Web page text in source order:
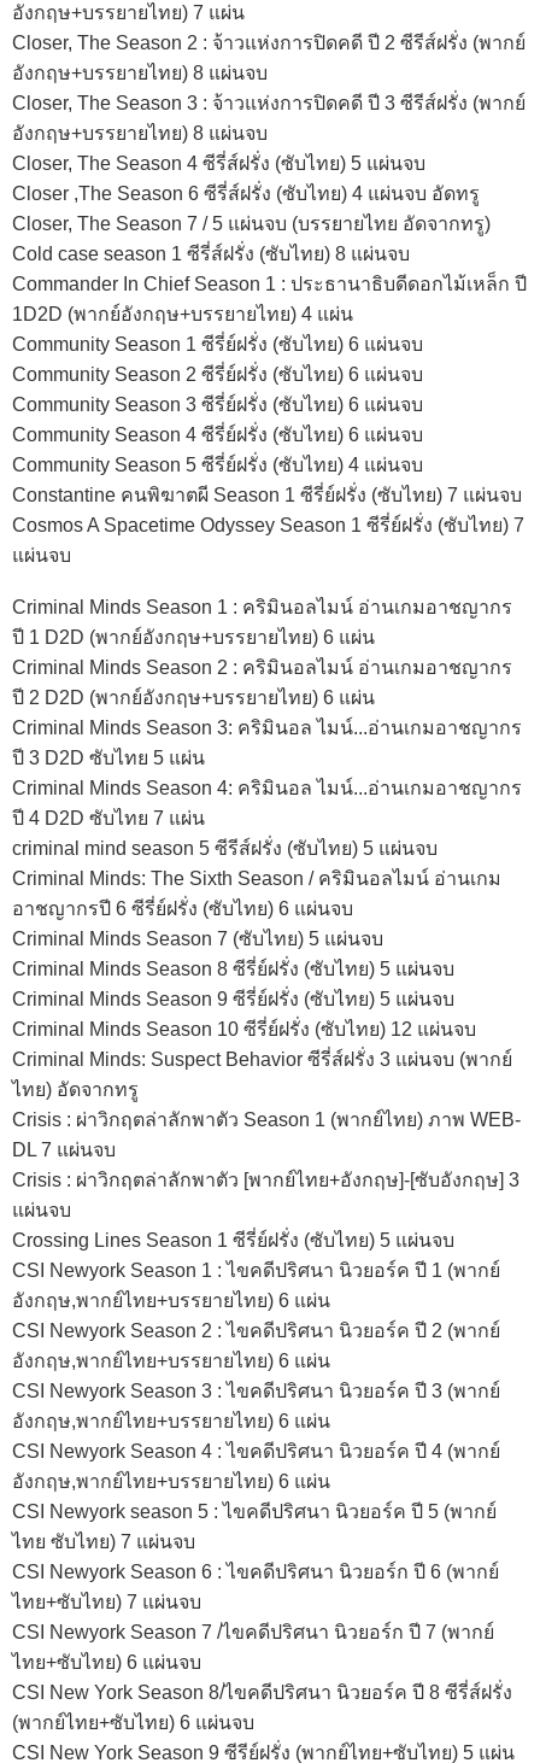
อังกฤษ+บรรยายไทย) 7 แผ่น
Closer, The Season 2 : จ้าวแห่งการปิดคดี ปี 2 ซีรีส์ฝรั่ง (พากย์
อังกฤษ+บรรยายไทย) 8 แผ่นจบ
Closer, The Season 3 : จ้าวแห่งการปิดคดี ปี 3 ซีรีส์ฝรั่ง (พากย์
อังกฤษ+บรรยายไทย) 8 แผ่นจบ
Closer, The Season 4 ซีรี่ส์ฝรั่ง (ซับไทย) 5 แผ่นจบ
Closer ,The Season 6 ซีรี่ส์ฝรั่ง (ซับไทย) 4 แผ่นจบ อัดทรู
Closer, The Season 7 / 5 แผ่นจบ (บรรยายไทย อัดจากทรู)
Cold case season 1 ซีรี่ส์ฝรั่ง (ซับไทย) 8 แผ่นจบ
Commander In Chief Season 1 : ประธานาธิบดีดอกไม้เหล็ก ปี
1D2D (พากย์อังกฤษ+บรรยายไทย) 4 แผ่น
Community Season 1 ซีรี่ย์ฝรั่ง (ซับไทย) 6 แผ่นจบ
Community Season 2 ซีรี่ย์ฝรั่ง (ซับไทย) 6 แผ่นจบ
Community Season 3 ซีรี่ย์ฝรั่ง (ซับไทย) 6 แผ่นจบ
Community Season 4 ซีรี่ย์ฝรั่ง (ซับไทย) 6 แผ่นจบ
Community Season 5 ซีรี่ย์ฝรั่ง (ซับไทย) 4 แผ่นจบ
Constantine คนพิฆาตผี Season 1 ซีรี่ย์ฝรั่ง (ซับไทย) 7 แผ่นจบ
Cosmos A Spacetime Odyssey Season 1 ซีรี่ย์ฝรั่ง (ซับไทย) 7
แผ่นจบ
Criminal Minds Season 1 : คริมินอลไมน์ อ่านเกมอาชญากร
ปี 1 D2D (พากย์อังกฤษ+บรรยายไทย) 6 แผ่น
Criminal Minds Season 2 : คริมินอลไมน์ อ่านเกมอาชญากร
ปี 2 D2D (พากย์อังกฤษ+บรรยายไทย) 6 แผ่น
Criminal Minds Season 3: คริมินอล ไมน์...อ่านเกมอาชญากร
ปี 3 D2D ซับไทย 5 แผ่น
Criminal Minds Season 4: คริมินอล ไมน์...อ่านเกมอาชญากร
ปี 4 D2D ซับไทย 7 แผ่น
criminal mind season 5 ซีรีส์ฝรั่ง (ซับไทย) 5 แผ่นจบ
Criminal Minds: The Sixth Season / คริมินอลไมน์ อ่านเกม
อาชญากรปี 6 ซีรี่ย์ฝรั่ง (ซับไทย) 6 แผ่นจบ
Criminal Minds Season 7 (ซับไทย) 5 แผ่นจบ
Criminal Minds Season 8 ซีรี่ย์ฝรั่ง (ซับไทย) 5 แผ่นจบ
Criminal Minds Season 9 ซีรี่ย์ฝรั่ง (ซับไทย) 5 แผ่นจบ
Criminal Minds Season 10 ซีรี่ย์ฝรั่ง (ซับไทย) 12 แผ่นจบ
Criminal Minds: Suspect Behavior ซีรี่ส์ฝรั่ง 3 แผ่นจบ (พากย์
ไทย) อัดจากทรู
Crisis : ผ่าวิกฤตล่าลักพาตัว Season 1 (พากย์ไทย) ภาพ WEB-
DL 7 แผ่นจบ
Crisis : ผ่าวิกฤตล่าลักพาตัว [พากย์ไทย+อังกฤษ]-[ซับอังกฤษ] 3
แผ่นจบ
Crossing Lines Season 1 ซีรี่ย์ฝรั่ง (ซับไทย) 5 แผ่นจบ
CSI Newyork Season 1 : ไขคดีปริศนา นิวยอร์ค ปี 1 (พากย์
อังกฤษ,พากย์ไทย+บรรยายไทย) 6 แผ่น
CSI Newyork Season 2 : ไขคดีปริศนา นิวยอร์ค ปี 2 (พากย์
อังกฤษ,พากย์ไทย+บรรยายไทย) 6 แผ่น
CSI Newyork Season 3 : ไขคดีปริศนา นิวยอร์ค ปี 3 (พากย์
อังกฤษ,พากย์ไทย+บรรยายไทย) 6 แผ่น
CSI Newyork Season 4 : ไขคดีปริศนา นิวยอร์ค ปี 4 (พากย์
อังกฤษ,พากย์ไทย+บรรยายไทย) 6 แผ่น
CSI Newyork season 5 : ไขคดีปริศนา นิวยอร์ค ปี 5 (พากย์
ไทย ซับไทย) 7 แผ่นจบ
CSI Newyork Season 6 : ไขคดีปริศนา นิวยอร์ก ปี 6 (พากย์
ไทย+ซับไทย) 7 แผ่นจบ
CSI Newyork Season 7 /ไขคดีปริศนา นิวยอร์ก ปี 7 (พากย์
ไทย+ซับไทย) 6 แผ่นจบ
CSI New York Season 8/ไขคดีปริศนา นิวยอร์ค ปี 8 ซีรี่ส์ฝรั่ง
(พากย์ไทย+ซับไทย) 6 แผ่นจบ
CSI New York Season 9 ซีรีย์ฝรั่ง (พากย์ไทย+ซับไทย) 5 แผ่น